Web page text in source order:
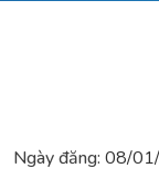
Ngày đăng: 08/